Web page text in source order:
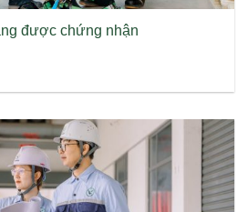
được chứng nhận